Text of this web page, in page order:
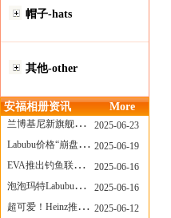
帽子-hats
其他-other
安福相册资讯 More
兰博基尼新旗舰曝光？这台顶级超跑或将在8月登场
2025-06-23
Labubu价格“崩盘”？618当日泡泡玛特预售补货量超200W！
2025-06-19
EVA推出钓鱼联名套装，初号机也能当“假饵”？
2025-06-16
泡泡玛特Labubu新品发售上演“拳王争霸”......
2025-06-16
超可爱！Heinz推出星之卡比合作款番茄酱！
2025-06-12